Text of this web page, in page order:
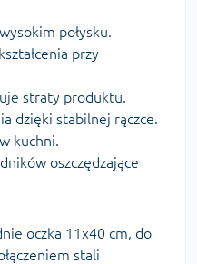
połysku.
przy
straty produktu.
dzięki stabilnej rączce.
kuchni.
oszczędzające
oczka 11x40 cm, do
stali